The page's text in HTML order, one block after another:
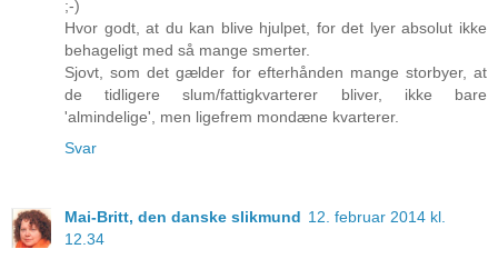
;-)
Hvor godt, at du kan blive hjulpet, for det lyer absolut ikke
behageligt med så mange smerter.
Sjovt, som det gælder for efterhånden mange storbyer, at
de tidligere slum/fattigkvarterer bliver, ikke bare
'almindelige', men ligefrem mondæne kvarterer.
Svar
Mai-Britt, den danske slikmund 12. februar 2014 kl.
12.34